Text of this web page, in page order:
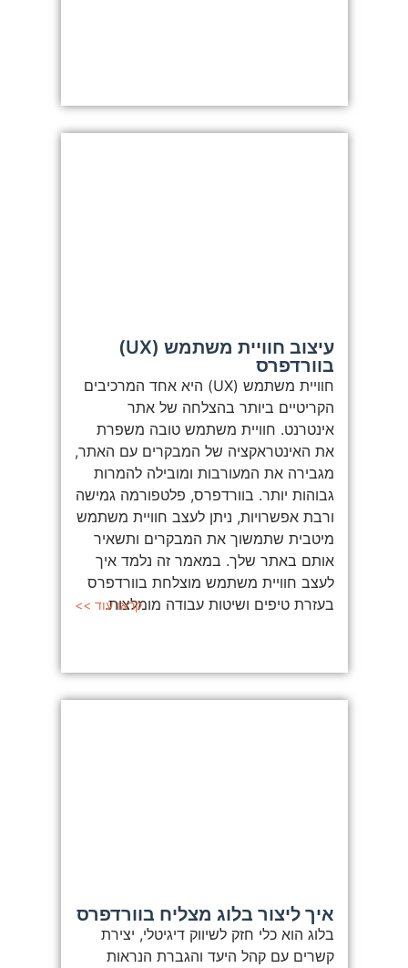
עיצוב חוויית משתמש (UX)
בוורדפרס
חוויית משתמש (UX) היא אחד המרכיבים
הקריטיים ביותר בהצלחה של אתר
אינטרנט. חוויית משתמש טובה משפרת
את האינטראקציה של המבקרים עם האתר,
מגבירה את המעורבות ומובילה להמרות
גבוהות יותר. בוורדפרס, פלטפורמה גמישה
ורבת אפשרויות, ניתן לעצב חוויית משתמש
מיטבית שתמשוך את המבקרים ותשאיר
אותם באתר שלך. במאמר זה נלמד איך
לעצב חוויית משתמש מוצלחת בוורדפרס
בעזרת טיפים ושיטות עבודה מומלצות.
קראו עוד >>
איך ליצור בלוג מצליח בוורדפרס
בלוג הוא כלי חזק לשיווק דיגיטלי, יצירת
קשרים עם קהל היעד והגברת הנראות